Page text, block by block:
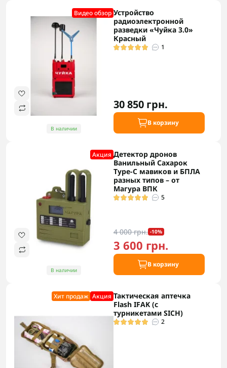
Видео обзор
В наличии
Устройство
радиоэлектронной
разведки «Чуйка 3.0»
Красный
1
30 850 грн.
В корзину
Акция
В наличии
Детектор дронов
Ванильный Сахарок
Type-C мавиков и БПЛА
разных типов – от
Магура ВПК
5
4 000 грн. -10%
3 600 грн.
В корзину
Хит продаж Акция Тактическая аптечка
Flash IFAK (с
турникетами SICH)
2